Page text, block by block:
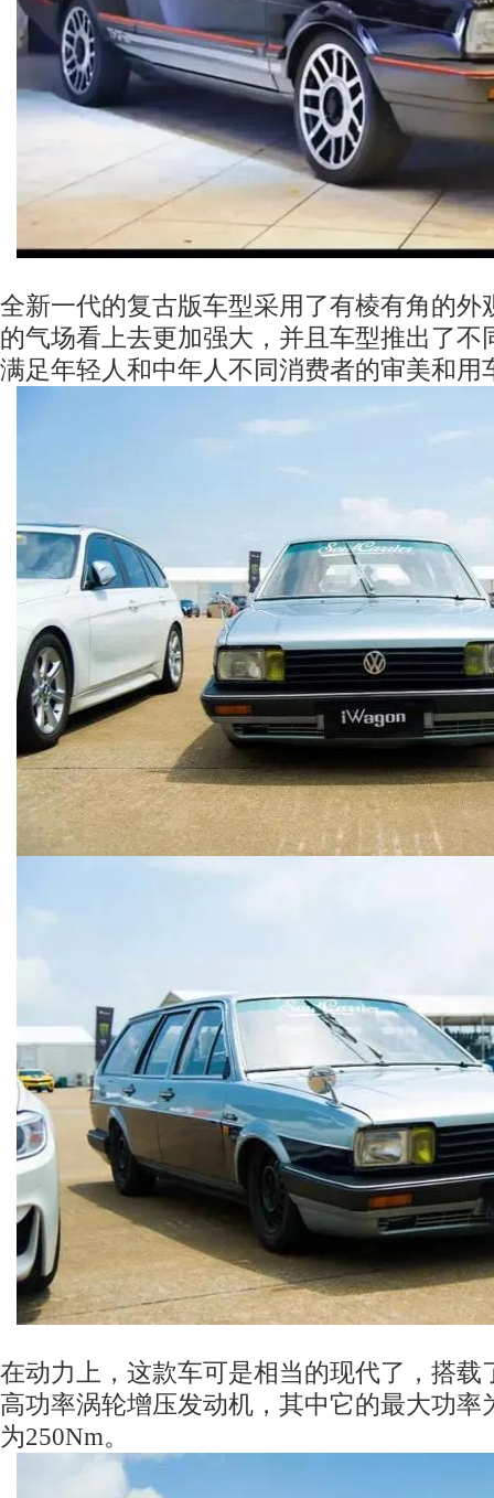
全新一代的复古版车型采用了有棱有角的外
的气场看上去更加强大，并且车型推出了不
满足年轻人和中年人不同消费者的审美和用
在动力上，这款车可是相当的现代了，搭载
高功率涡轮增压发动机，其中它的最大功率
为250Nm。